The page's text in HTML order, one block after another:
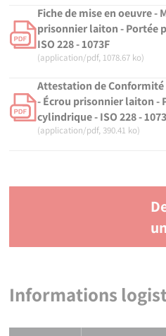
Fiche de mise en oeuvre -
prisonnier laiton - Portée
ISO 228 - 1073F
(application/pdf, 1078.67 ko)
Attestation de Conformité
- Écrou prisonnier laiton -
cylindrique - ISO 228 -
(application/pdf, 390.41 ko)
Informations